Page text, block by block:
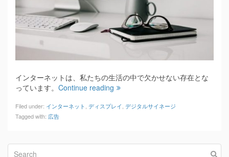
インターネットは、私たちの生活の中で欠かせない存在とな
っています。 Continue reading
Filed under: インターネット ディスプレイ デジタルサイネージ
Tagged with: 広告